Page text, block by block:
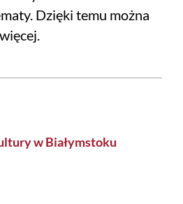
Dzięki temu można
w Białymstoku